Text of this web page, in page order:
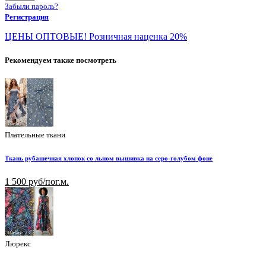
Забыли пароль?
Регистрация
ЦЕНЫ ОПТОВЫЕ! Розничная наценка 20%
Рекомендуем также посмотреть
Плательные ткани
Ткань рубашечная хлопок со льном вышивка на серо-голубом фоне
1 500 руб/пог.м.
Люрекс